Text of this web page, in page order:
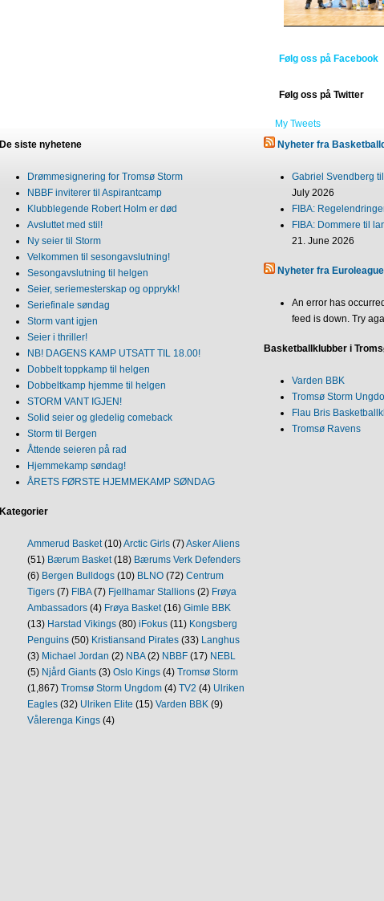
Følg oss på Facebook
Følg oss på Twitter
My Tweets
De siste nyhetene
Drømmesignering for Tromsø Storm
NBBF inviterer til Aspirantcamp
Klubblegende Robert Holm er død
Avsluttet med stil!
Ny seier til Storm
Velkommen til sesongavslutning!
Sesongavslutning til helgen
Seier, seriemesterskap og opprykk!
Seriefinale søndag
Storm vant igjen
Seier i thriller!
NB! DAGENS KAMP UTSATT TIL 18.00!
Dobbelt toppkamp til helgen
Dobbeltkamp hjemme til helgen
STORM VANT IGJEN!
Solid seier og gledelig comeback
Storm til Bergen
Åttende seieren på rad
Hjemmekamp søndag!
ÅRETS FØRSTE HJEMMEKAMP SØNDAG
Kategorier
Ammerud Basket(10)Arctic Girls(7)Asker Aliens
(51) Bærum Basket(18) Bærums Verk Defenders
(6) Bergen Bulldogs(10) BLNO(72) Centrum
Tigers(7) FIBA(7) Fjellhamar Stallions(2) Frøya
Ambassadors(4) Frøya Basket(16) Gimle BBK
(13) Harstad Vikings(80) iFokus(11) Kongsberg
Penguins(50) Kristiansand Pirates(33) Langhus
(3) Michael Jordan (2) NBA(2) NBBF(17) NEBL
(5) Njård Giants(3) Oslo Kings(4) Tromsø Storm
(1,867) Tromsø Storm Ungdom(4) TV2 (4) Ulriken
Eagles(32) Ulriken Elite (15) Varden BBK(9)
Vålerenga Kings(4)
Nyheter fra
Gabriel Svendberg
July 2026
FIBA:
FIBA: Dommere til
21. June 2026
Nyheter fra Euroleague
An error has
feed is down. Try
Basketballklubber i
Varden BBK
Tromsø Storm
Flau Bris
Tromsø Ravens